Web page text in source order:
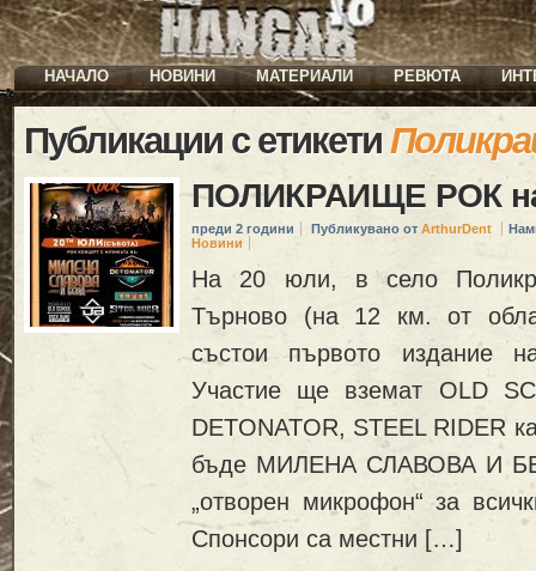
НАЧАЛО НОВИНИ МАТЕРИАЛИ РЕВЮТА
Публикации с етикети
ПОЛИКРАИЩЕ РОК
преди 2 години Публикувано от ArthurDent
Новини
На 20 юли, в село
Търново (на 12 км. от
състои първото издание
Участие ще вземат OLD
DETONATOR, STEEL RIDER
бъде МИЛЕНА СЛАВОВА И
„отворен микрофон“ за
Спонсори са местни […]